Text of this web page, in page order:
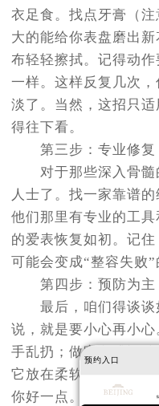
衣足食。找点牙膏（
大的能给你表盘磨出
布轻轻擦拭。记得动
一样。这样反复几次
淡了。当然，这招只
得往下看。
第三步：专业修复
对于那些深入骨髓
人士了。找一家靠谱
他们那里有专业的工
的爱表恢复如初。记
可能会变成“整容失败”
第四步：预防为主
最后，咱们得谈谈
说，就是要小心再小
手乱扔；做家务或运
它放在柔软的地方……
你好一点。
预约入口